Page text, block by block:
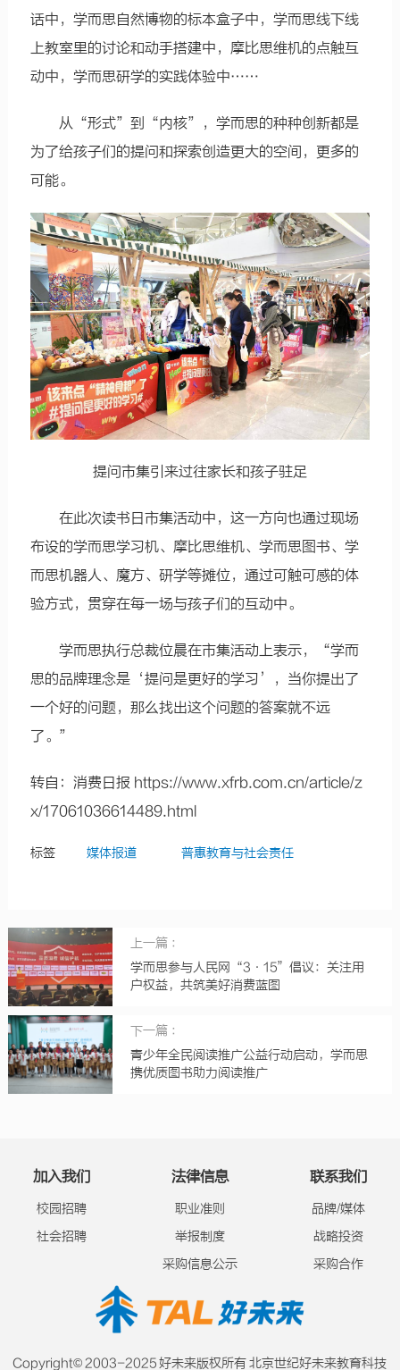
话中，学而思自然博物的标本盒子中，学而思线下线
上教室里的讨论和动手搭建中，摩比思维机的点触互
动中，学而思研学的实践体验中……
从“形式”到“内核”，学而思的种种创新都是
为了给孩子们的提问和探索创造更大的空间，更多的
可能。
提问市集引来过往家长和孩子驻足
在此次读书日市集活动中，这一方向也通过现场
布设的学而思学习机、摩比思维机、学而思图书、学
而思机器人、魔方、研学等摊位，通过可触可感的体
验方式，贯穿在每一场与孩子们的互动中。
学而思执行总裁位晨在市集活动上表示，“学而
思的品牌理念是‘提问是更好的学习’，当你提出了
一个好的问题，那么找出这个问题的答案就不远
了。”
转自：消费日报 https://www.xfrb.com.cn/article/z
x/17061036614489.html
标签 媒体报道 普惠教育与社会责任
上一篇 ：
学而思参与人民网“3·15”倡议：关注用
户权益，共筑美好消费蓝图
下一篇 ：
青少年全民阅读推广公益行动启动，学而思
携优质图书助力阅读推广
Copyright© 2003-2025 好未来版权所有 北京世纪好未来教育科技
加入我们
校园招聘
社会招聘
法律信息
职业准则
举报制度
采购信息公示
联系我们
品牌/媒体
战略投资
采购合作